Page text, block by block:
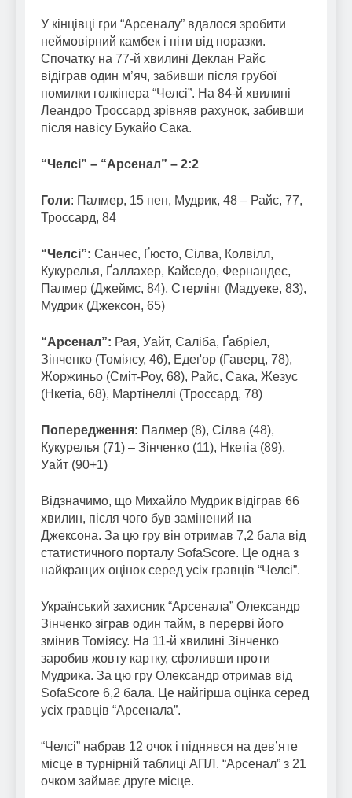
У кінцівці гри “Арсеналу” вдалося зробити
неймовірний камбек і піти від поразки.
Спочатку на 77-й хвилині Деклан Райс
відіграв один м’яч, забивши після грубої
помилки голкіпера “Челсі”. На 84-й хвилині
Леандро Троссард зрівняв рахунок, забивши
після навісу Букайо Сака.
“Челсі” – “Арсенал” – 2:2
Голи: Палмер, 15 пен, Мудрик, 48 – Райс, 77,
Троссард, 84
“Челсі”: Санчес, Ґюсто, Сілва, Колвілл,
Кукурелья, Ґаллахер, Кайседо, Фернандес,
Палмер (Джеймс, 84), Стерлінг (Мадуеке, 83),
Мудрик (Джексон, 65)
“Арсенал”: Рая, Уайт, Саліба, Ґабріел,
Зінченко (Томіясу, 46), Едеґор (Гаверц, 78),
Жоржиньо (Сміт-Роу, 68), Райс, Сака, Жезус
(Нкетіа, 68), Мартінеллі (Троссард, 78)
Попередження: Палмер (8), Сілва (48),
Кукурелья (71) – Зінченко (11), Нкетіа (89),
Уайт (90+1)
Відзначимо, що Михайло Мудрик відіграв 66
хвилин, після чого був замінений на
Джексона. За цю гру він отримав 7,2 бала від
статистичного порталу SofaScore. Це одна з
найкращих оцінок серед усіх гравців “Челсі”.
Український захисник “Арсенала” Олександр
Зінченко зіграв один тайм, в перерві його
змінив Томіясу. На 11-й хвилині Зінченко
заробив жовту картку, сфоливши проти
Мудрика. За цю гру Олександр отримав від
SofaScore 6,2 бала. Це найгірша оцінка серед
усіх гравців “Арсенала”.
“Челсі” набрав 12 очок і піднявся на дев’яте
місце в турнірній таблиці АПЛ. “Арсенал” з 21
очком займає друге місце.